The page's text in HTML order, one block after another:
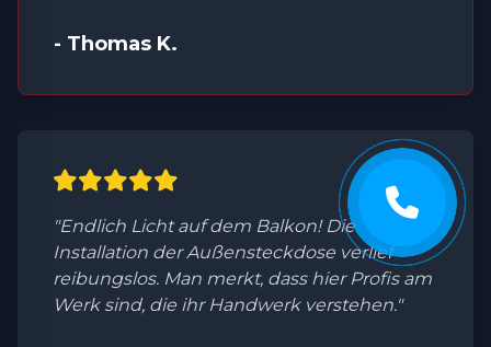
- Thomas K.
"Endlich Licht auf dem Balkon! Die
Installation der Außensteckdose verlief
reibungslos. Man merkt, dass hier Profis am
Werk sind, die ihr Handwerk verstehen."